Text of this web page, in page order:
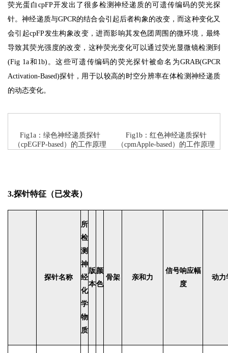
荧光蛋白cpFP开发出了很多检测神经递质的可遗传编码的荧光探
针。神经递质与GPCR的结合会引起后者构象的改变，而这种变化又
会引起cpFP发生构象改变，进而影响其发色团周围的微环境，最终
导致其荧光强度的改变，这种荧光变化可以通过荧光显微镜检测到
(Fig 1a和1b)。这些可遗传编码的荧光探针被命名为GRAB(GPCR
Activation-Based)探针，用于以较高的时空分辨率在体检测神经递质
的动态变化。
Fig1a：绿色神经递质探针
（cpEGFP-based）的工作原理
Fig1b：红色神经递质探针
（cpmApple-based）的工作原理
3.探针特征（已发表）
探针名称
所
检
测
神
经
化
学
物
质
版
本
颜
色
骨架 亲和力
信号响应幅
度
动力